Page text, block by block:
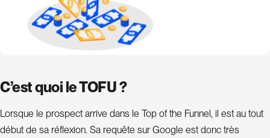
C’est quoi le TOFU ?
Lorsque le prospect arrive dans le Top of the Funnel, il est au tout
début de sa réflexion. Sa requête sur Google est donc très